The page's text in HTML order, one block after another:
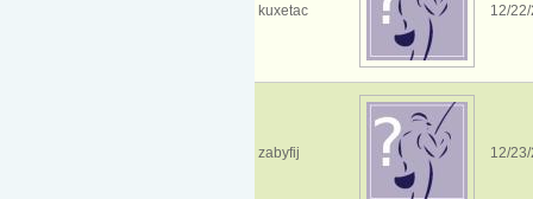
kuxetac 12/
zabyfij 12/